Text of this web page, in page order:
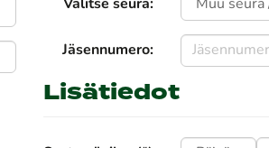
Valitse seura:
Jäsennumero:
Lisätiedot